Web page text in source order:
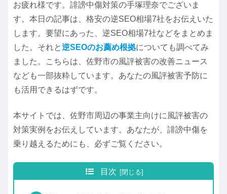
お疲れ様です。誹謗中傷対策の手塚理奈でございま
す。本日の記事は、格安の逆SEO相場7社をお伝えいた
します。要望にあった、逆SEO相場7社などをまとめま
した。それと逆SEOのお薦め根拠についても調べてみ
ました。こちらは、佐野市の風評被害の改善ニュース
なども一部抜粋しています。あなたの風評被害予防に
も活用できるはずです。
本サイトでは、佐野市周辺の事業主向けに風評被害の
対策実例をお伝えしています。あなたが、誹謗中傷を
乗り越えるためにも、必ずご覧ください。
目次